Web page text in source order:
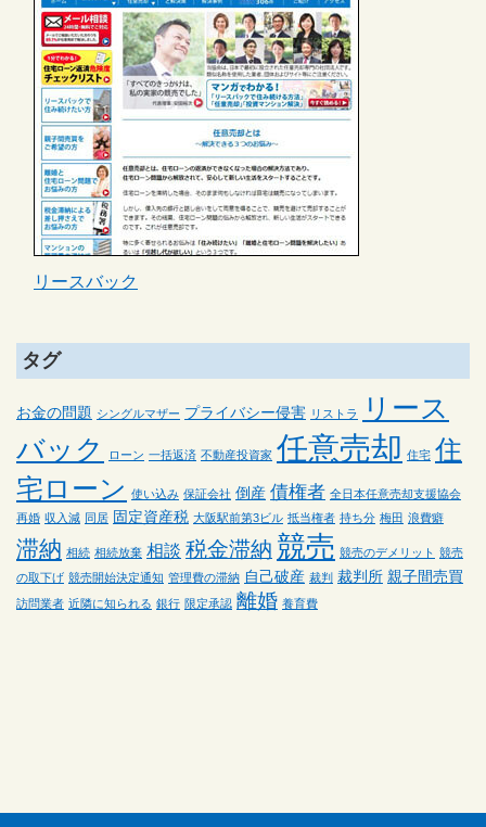
リースバック
タグ
お金の問題 シングルマザー プライバシー侵害 リストラ
リース
バック
ローン 一括返済 不動産投資家 任意売却 住宅 住
宅ローン 使い込み 保証会社 倒産 債権者 全日本任意売却支援協会
再婚 収入減 同居 固定資産税 大阪駅前第3ビル 抵当権者 持ち分 梅田 浪費癖
滞納 相続 相続放棄 相談 税金滞納 競売 競売のデメリット 競売
の取下げ 競売開始決定通知 管理費の滞納 自己破産 裁判 裁判所 親子間売買
訪問業者 近隣に知られる 銀行 限定承認 離婚 養育費